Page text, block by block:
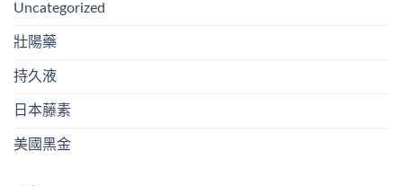
Uncategorized
壯陽藥
持久液
日本藤素
美國黑金